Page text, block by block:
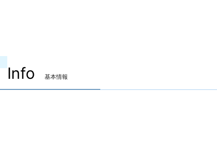
Info 基本情報